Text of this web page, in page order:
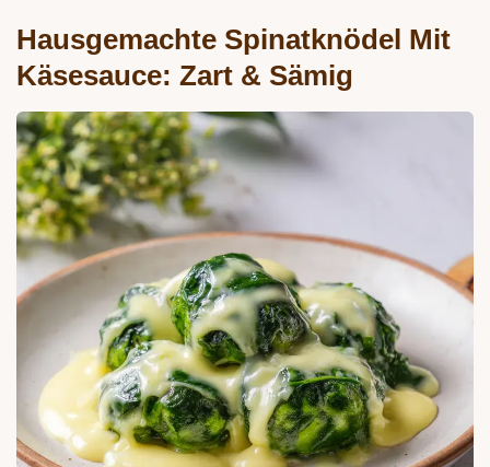
Hausgemachte Spinatknödel Mit
Käsesauce: Zart & Sämig